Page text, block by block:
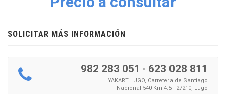
SOLICITAR MÁS INFORMACIÓN
982 283 051 · 623 028 811
YAKART LUGO, Carretera de Santiago
Nacional 540 Km 4.5 - 27210, Lugo